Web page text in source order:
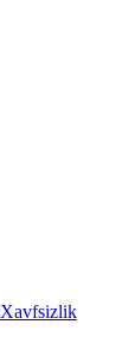
Xavfsizlik